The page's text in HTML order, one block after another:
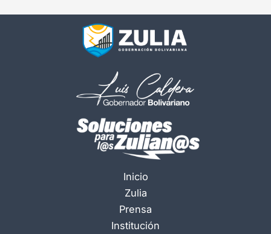
Inicio
Zulia
Prensa
Institución